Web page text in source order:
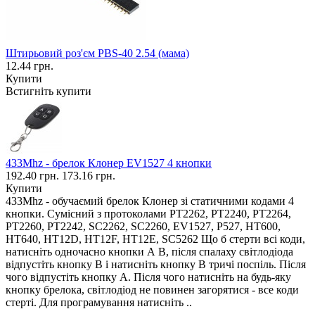
Штирьовий роз'єм PBS-40 2.54 (мама)
12.44 грн.
Купити
Встигніть купити
433Mhz - брелок Клонер EV1527 4 кнопки
192.40 грн. 173.16 грн.
Купити
433Mhz - обучаємий брелок Клонер зі статичними кодами 4
кнопки. Сумісний з протоколами PT2262, PT2240, PT2264,
PT2260, PT2242, SC2262, SC2260, EV1527, P527, HT600,
HT640, HT12D, HT12F, HT12E, SC5262 Що б стерти всі коди,
натисніть одночасно кнопки А В, після спалаху світлодіода
відпустіть кнопку В і натисніть кнопку В тричі поспіль. Після
чого відпустіть кнопку А. Після чого натисніть на будь-яку
кнопку брелока, світлодіод не повинен загорятися - все коди
стерті. Для програмування натисніть ..